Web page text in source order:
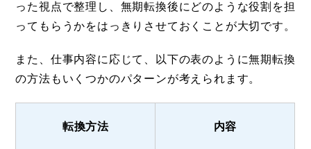
った視点で整理し、無期転換後にどのような役割を担
ってもらうかをはっきりさせておくことが大切です。
また、仕事内容に応じて、以下の表のように無期転換
の方法もいくつかのパターンが考えられます。
転換方法 内容